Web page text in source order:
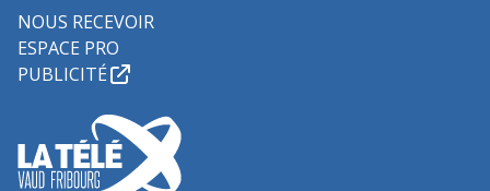
NOUS RECEVOIR
ESPACE PRO
PUBLICITÉ